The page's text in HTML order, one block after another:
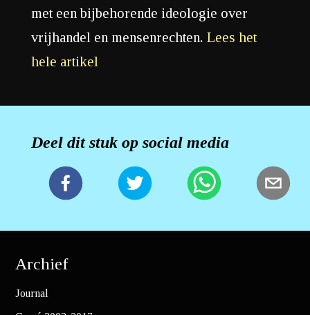
met een bijbehorende ideologie over
vrijhandel en mensenrechten. Lees het
hele artikel
Deel dit stuk op social media
Archief
Journal